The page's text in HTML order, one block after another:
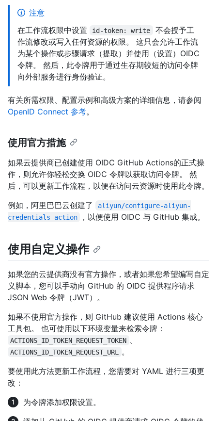
注意
在工作流权限中设置
id-token: write
不会授予工
作流修改或写入任何资源的权限。 这只会允许工作流
为某个操作或步骤请求（提取）并使用（设置）OIDC
令牌。 然后，此令牌用于通过生存期较短的访问令牌
向外部服务进行身份验证。
有关所需权限、配置示例和高级方案的详细信息，请参阅
OpenID Connect 参考。
使用官方措施
如果云提供商已创建使用 OIDC GitHub Actions的正式操
作，则允许你轻松交换 OIDC 令牌以获取访问令牌。 然
后，可以更新工作流程，以便在访问云资源时使用此令牌。
例如，阿里巴巴云创建了
aliyun/configure-aliyun-
credentials-action
，以便使用 OIDC 与 GitHub 集成。
使用自定义操作
如果您的云提供商没有官方操作，或者如果您希望编写自定
义脚本，您可以手动向 GitHub 的 OIDC 提供程序请求
JSON Web 令牌（JWT）。
如果不使用官方操作，则 GitHub 建议使用 Actions 核心
工具包。 也可使用以下环境变量来检索令牌：
ACTIONS_ID_TOKEN_REQUEST_TOKEN
ACTIONS_ID_TOKEN_REQUEST_URL
。
要使用此方法更新工作流程，您需要对 YAML 进行三项更
改：
为令牌添加权限设置。